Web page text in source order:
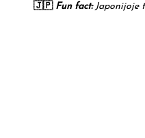
🇯🇵 Fun fact:Japonijoje